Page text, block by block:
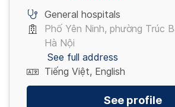
tháo)
5,280,000 VND/ Gói
General hospitals
Phố Yên Ninh, phường Trúc
Hà Nội
See full address
Tiếng Việt, English
See profile